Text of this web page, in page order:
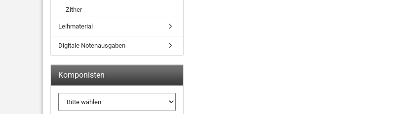
Zither
Leihmaterial
Digitale Notenausgaben
Komponisten